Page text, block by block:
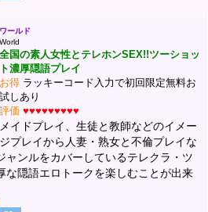
ワールド
World
全国の素人女性とテレホンSEX!!ツーショッ
ト濃厚隠語プレイ
お得 ラッキーコード入力で初回限定無料お
試しあり
評価 ♥♥♥♥♥♥♥♥♥
メイドプレイ、生徒と教師などのイメー
ジプレイから人妻・熟女と不倫プレイな
ャンルをカバーしているテレクラ・ツ
な隠語エロトークを楽しむことが出来